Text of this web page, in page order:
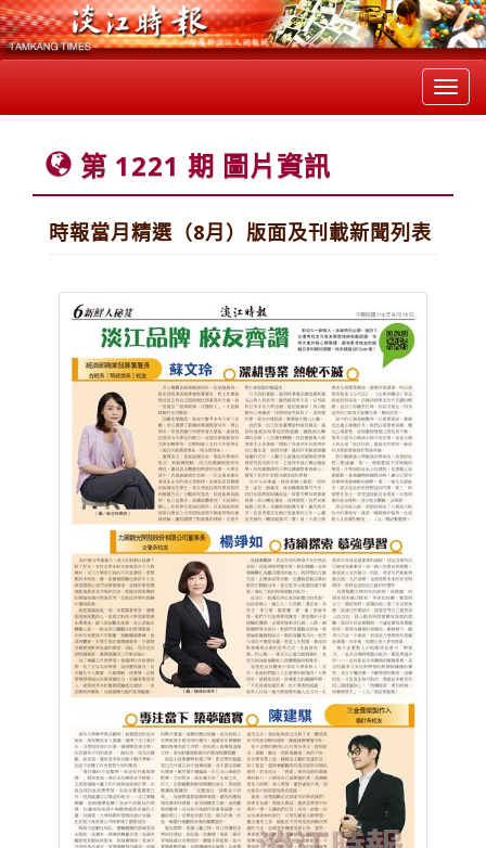
第 1221 期 圖片資訊
時報當月精選（8月）版面及刊載新聞列表